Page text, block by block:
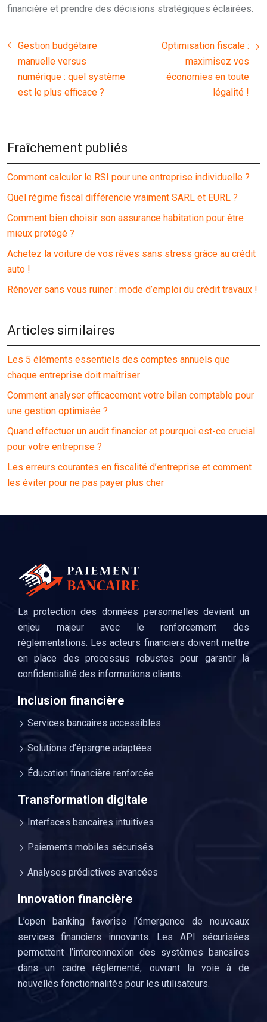
financière et prendre des décisions stratégiques éclairées.
Gestion budgétaire
manuelle versus
numérique : quel système
est le plus efficace ?
Optimisation fiscale :
maximisez vos
économies en toute
légalité !
Fraîchement publiés
Comment calculer le RSI pour une entreprise individuelle ?
Quel régime fiscal différencie vraiment SARL et EURL ?
Comment bien choisir son assurance habitation pour être
mieux protégé ?
Achetez la voiture de vos rêves sans stress grâce au crédit
auto !
Rénover sans vous ruiner : mode d’emploi du crédit travaux !
Articles similaires
Les 5 éléments essentiels des comptes annuels que
chaque entreprise doit maîtriser
Comment analyser efficacement votre bilan comptable pour
une gestion optimisée ?
Quand effectuer un audit financier et pourquoi est-ce crucial
pour votre entreprise ?
Les erreurs courantes en fiscalité d’entreprise et comment
les éviter pour ne pas payer plus cher
La protection des données personnelles devient un
enjeu majeur avec le renforcement des
réglementations. Les acteurs financiers doivent mettre
en place des processus robustes pour garantir la
confidentialité des informations clients.
Inclusion financière
Services bancaires accessibles
Solutions d’épargne adaptées
Éducation financière renforcée
Transformation digitale
Interfaces bancaires intuitives
Paiements mobiles sécurisés
Analyses prédictives avancées
Innovation financière
L’open banking favorise l’émergence de nouveaux
services financiers innovants. Les API sécurisées
permettent l’interconnexion des systèmes bancaires
dans un cadre réglementé, ouvrant la voie à de
nouvelles fonctionnalités pour les utilisateurs.